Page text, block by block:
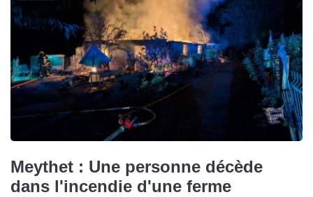
Meythet : Une personne décède
dans l'incendie d'une ferme